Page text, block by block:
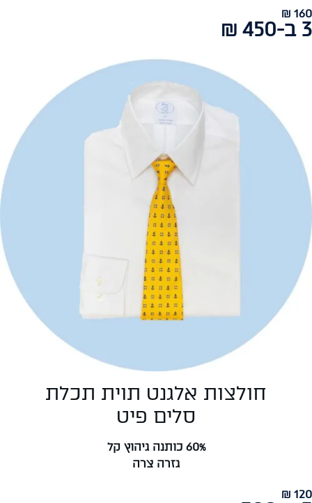
160 ₪
3 ב-450 ₪
חולצות אלגנט תוית תכלת
סלים פיט
60% כותנה גיהוץ קל
גזרה צרה
120 ₪